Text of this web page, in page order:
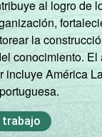
al logro de
la
conocimiento. El
incluye América